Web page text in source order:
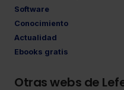
Software
Conocimiento
Actualidad
Ebooks gratis
Otras webs de